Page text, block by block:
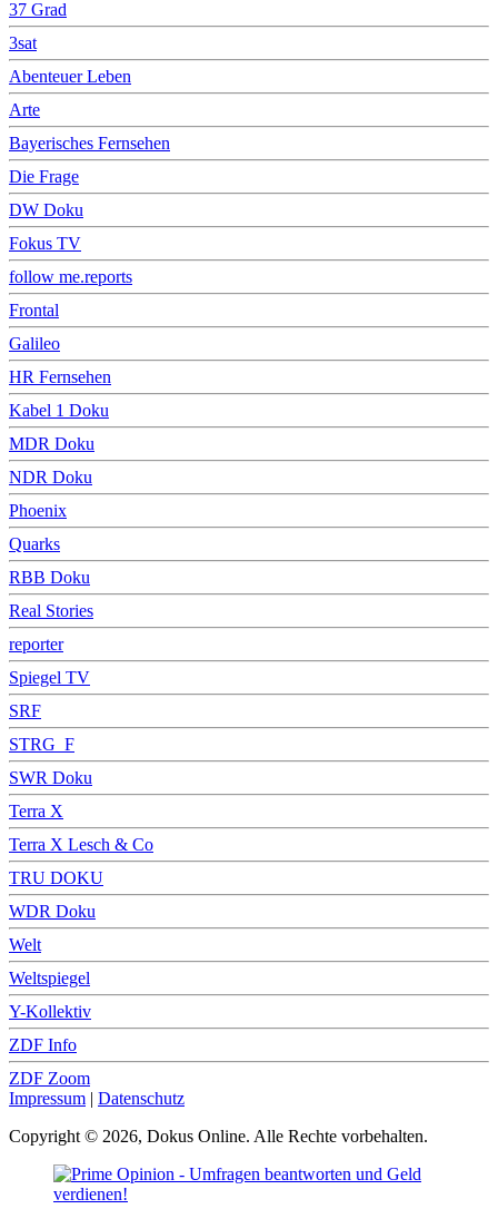
37 Grad
3sat
Abenteuer Leben
Arte
Bayerisches Fernsehen
Die Frage
DW Doku
Fokus TV
follow me.reports
Frontal
Galileo
HR Fernsehen
Kabel 1 Doku
MDR Doku
NDR Doku
Phoenix
Quarks
RBB Doku
Real Stories
reporter
Spiegel TV
SRF
STRG_F
SWR Doku
Terra X
Terra X Lesch & Co
TRU DOKU
WDR Doku
Welt
Weltspiegel
Y-Kollektiv
ZDF Info
ZDF Zoom
Impressum | Datenschutz
Copyright © 2026, Dokus Online. Alle Rechte vorbehalten.